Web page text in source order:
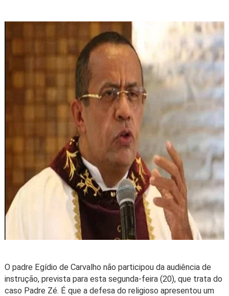
O padre Egídio de Carvalho não participou da audiência de
instrução, prevista para esta segunda-feira (20), que trata do
caso Padre Zé. É que a defesa do religioso apresentou um